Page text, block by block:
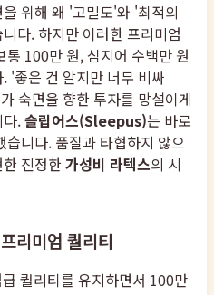
위해 왜 '고밀도'와 '최적의
다. 하지만 이러한 프리미엄
100만 원, 심지어 수백만 원
'좋은 건 알지만 너무 비싸
숙면을 향한 투자를 망설이게
.슬립어스(Sleepus)는 바로
니다. 품질과 타협하지 않으
진정한가성비 라텍스의 시
리미엄 퀄리티
퀄리티를 유지하면서 100만